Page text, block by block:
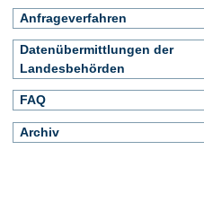
Anfrageverfahren
Datenübermittlungen der
Landesbehörden
FAQ
Archiv